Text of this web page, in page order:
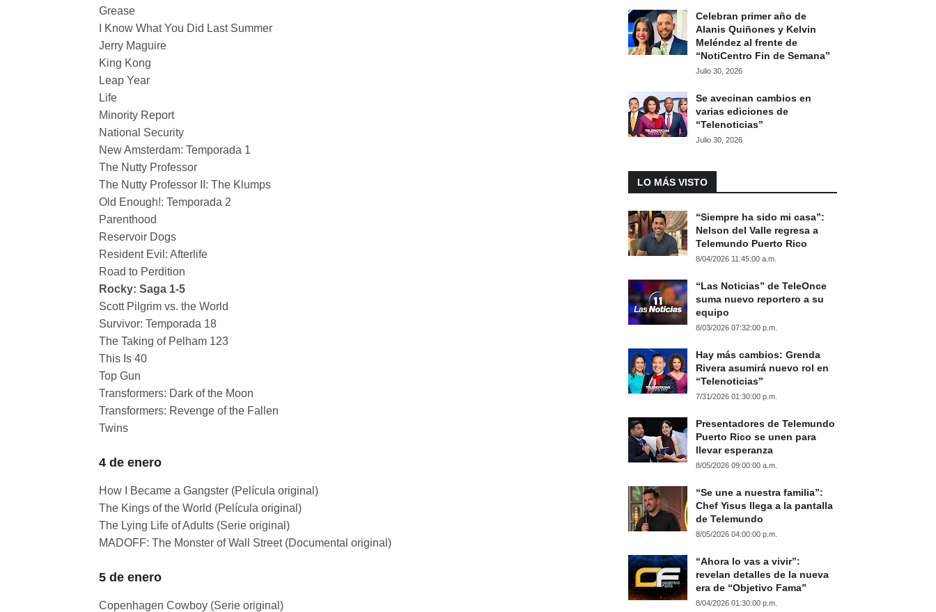
Grease
I Know What You Did Last Summer
Jerry Maguire
King Kong
Leap Year
Life
Minority Report
National Security
New Amsterdam: Temporada 1
The Nutty Professor
The Nutty Professor II: The Klumps
Old Enough!: Temporada 2
Parenthood
Reservoir Dogs
Resident Evil: Afterlife
Road to Perdition
Rocky: Saga 1-5
Scott Pilgrim vs. the World
Survivor: Temporada 18
The Taking of Pelham 123
This Is 40
Top Gun
Transformers: Dark of the Moon
Transformers: Revenge of the Fallen
Twins
4 de enero
How I Became a Gangster (Película original)
The Kings of the World (Película original)
The Lying Life of Adults (Serie original)
MADOFF: The Monster of Wall Street (Documental original)
5 de enero
Copenhagen Cowboy (Serie original)
Celebran primer año de
Alanis Quiñones y Kelvin
Meléndez al frente de
“NotiCentro Fin de Semana”
Julio 30, 2026
Se avecinan cambios en
varias ediciones de
“Telenoticias”
Julio 30, 2026
LO MÁS VISTO
“Siempre ha sido mi casa”:
Nelson del Valle regresa a
Telemundo Puerto Rico
8/04/2026 11:45:00 a.m.
“Las Noticias” de TeleOnce
suma nuevo reportero a su
equipo
8/03/2026 07:32:00 p.m.
Hay más cambios: Grenda
Rivera asumirá nuevo rol en
“Telenoticias”
7/31/2026 01:30:00 p.m.
Presentadores de Telemundo
Puerto Rico se unen para
llevar esperanza
8/05/2026 09:00:00 a.m.
“Se une a nuestra familia”:
Chef Yisus llega a la pantalla
de Telemundo
8/05/2026 04:00:00 p.m.
“Ahora lo vas a vivir”:
revelan detalles de la nueva
era de “Objetivo Fama”
8/04/2026 01:30:00 p.m.